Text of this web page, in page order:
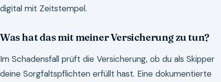
digital mit Zeitstempel.
Was hat das mit meiner Versicherung zu tun?
Im Schadensfall prüft die Versicherung, ob du als Skipper
deine Sorgfaltspflichten erfüllt hast. Eine dokumentierte